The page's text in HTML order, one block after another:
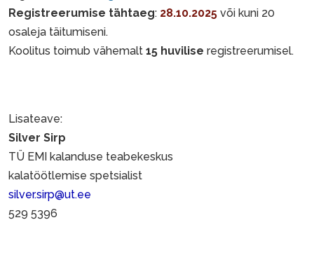
Registreerumise tähtaeg: 28.10.2025 või kuni 20
osaleja täitumiseni.
Koolitus toimub vähemalt 15 huvilise registreerumisel.
Lisateave:
Silver Sirp
TÜ EMI kalanduse teabekeskus
kalatöötlemise spetsialist
silver.sirp@ut.ee
529 5396